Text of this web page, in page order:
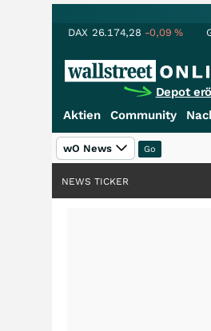
DAX 26.174,28 -0,09%
Depot
Aktien Community
wO News
NEWS TICKER